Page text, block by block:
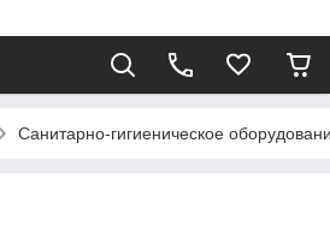
Санитарно-гигиеническое